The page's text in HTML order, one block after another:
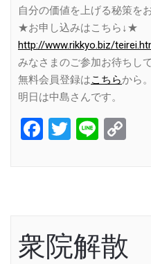
自分の価値を上げる秘策を
★お申し込みはこちら↓★
http://www.rikkyo.biz/
みなさまのご参加お待ちし
無料会員登録はこちらから。
明日は中島さんです。
Facebook
Twitter
Line
衆院解散